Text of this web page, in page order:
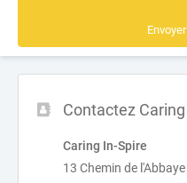
Contactez
Caring In-Spire
13 Chemin de l'Abbaye